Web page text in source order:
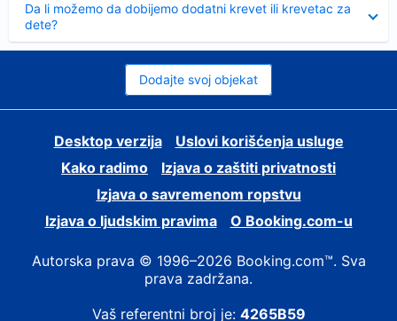
Da li možemo da dobijemo dodatni krevet ili krevetac za
dete?
Dodajte svoj objekat
Desktop verzija
Uslovi korišćenja usluge
Kako radimo
Izjava o zaštiti privatnosti
Izjava o savremenom ropstvu
Izjava o ljudskim pravima
О Booking.com-u
Autorska prava © 1996–2026 Booking.com™. Sva
prava zadržana.
Vaš referentni broj je: 4265B59